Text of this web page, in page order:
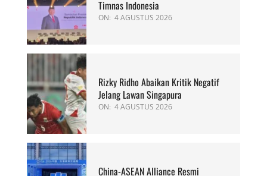
Timnas Indonesia
ON: 4 AGUSTUS 2026
Rizky Ridho Abaikan Kritik Negatif
Jelang Lawan Singapura
ON: 4 AGUSTUS 2026
China-ASEAN Alliance Resmi